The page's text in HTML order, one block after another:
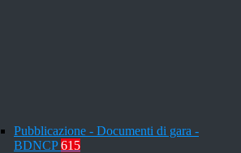
Pubblicazione - Documenti di gara -
BDNCP615